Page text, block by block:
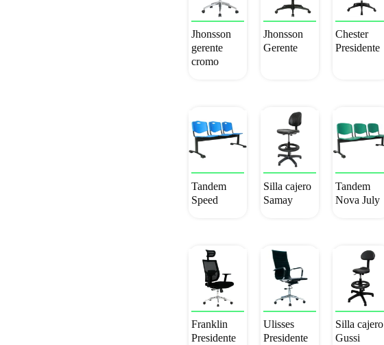
alto
a
bajo
Jhonsson
gerente
cromo
Jhonsson
Gerente
Chester
Presidente
Tandem
Speed
Silla cajero
Samay
Tandem
Nova July
Franklin
Presidente
Ulisses
Presidente
Silla cajero
Gussi